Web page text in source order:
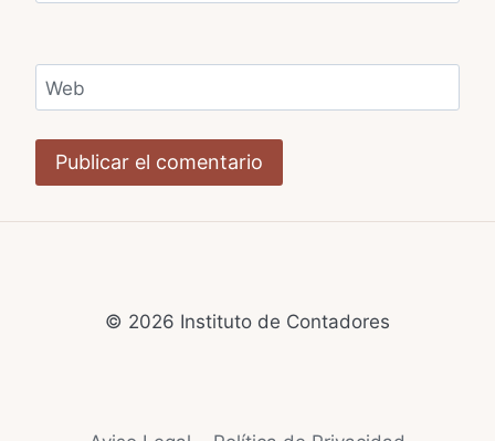
Web
© 2026 Instituto de Contadores